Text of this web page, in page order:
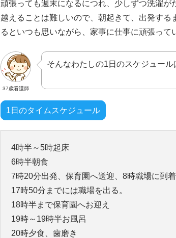
頑張っても週末になるにつれ、少しずつ洗濯が
越えることは難しいので、朝起きて、出発す
るといつも思いながら、家事に仕事に頑張って
37歳看護師
そんなわたしの1日のスケジュール
1日のタイムスケジュール
4時半～5時起床
6時半朝食
7時20分出発、保育園へ送迎、8時職場に到
17時50分までには職場を出る。
18時半まで保育園へお迎え
19時～19時半お風呂
20時夕食、歯磨き